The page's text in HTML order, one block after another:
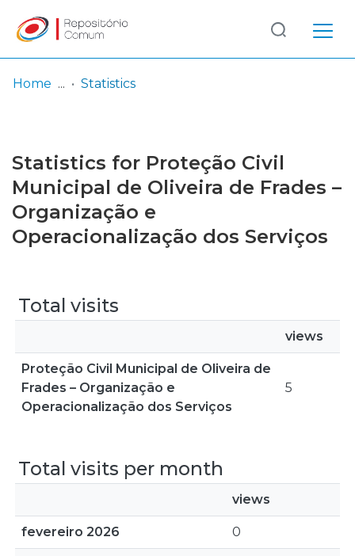
Browse repository
Entities
Log
In
(current)
Home Statistics
Statistics for Proteção Civil
Municipal de Oliveira de Frades –
Organização e
Operacionalização dos Serviços
Total visits
views
Proteção Civil Municipal de Oliveira de
Frades – Organização e
Operacionalização dos Serviços
5
Total visits per month
views
fevereiro 2026 0